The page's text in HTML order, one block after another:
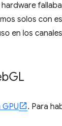
solos con
en los
GL
. Para